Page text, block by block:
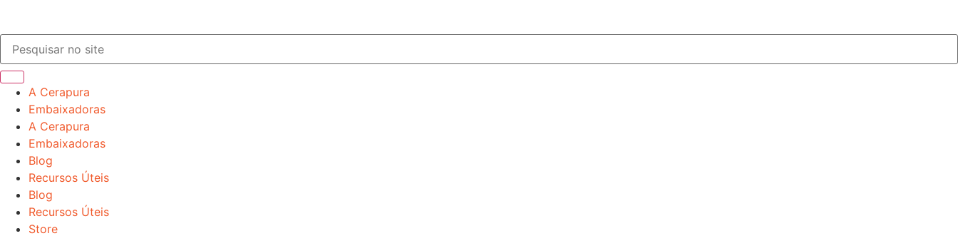
A Cerapura
Embaixadoras
A Cerapura
Embaixadoras
Blog
Recursos Úteis
Blog
Recursos Úteis
Store